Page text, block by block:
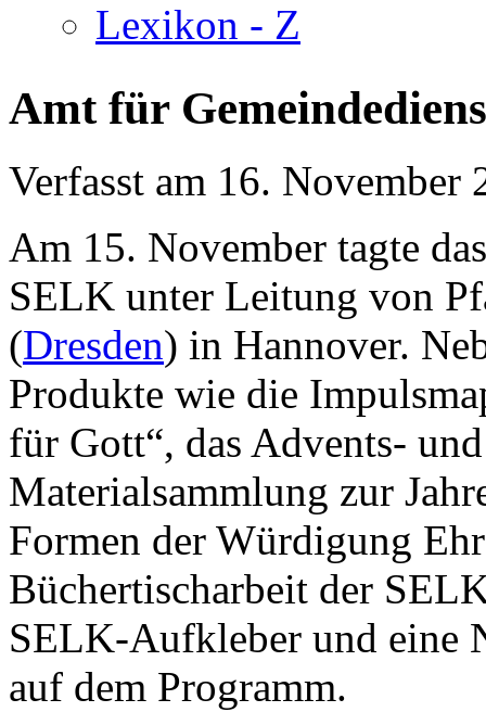
Lexikon - Z
Amt für
Verfasst am 16. November
Am 15. November tagte
SELK unter Leitung von
(Dresden) in Hannover.
Produkte wie die
für Gott“, das Advents-
Materialsammlung zur
Formen der Würdigung
Büchertischarbeit der
SELK-Aufkleber und eine
auf dem Programm.